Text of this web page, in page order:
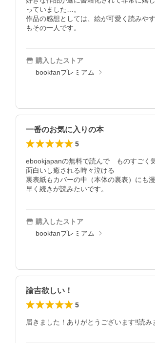
っていました…。
作品の感想としては、絵が可愛く読みや
もその一人です。
購入したストア
bookfanプレミアム
一番のお気に入りの本
5
ebookjapanの無料で読んで　ものすごく
面白いし癒される時々泣ける
裏表紙もカバーの中（本体の裏表）にも
早く続きが読みたいです。
購入したストア
bookfanプレミアム
諭吉欲しい！
5
届きました！ありがとうございます‼読